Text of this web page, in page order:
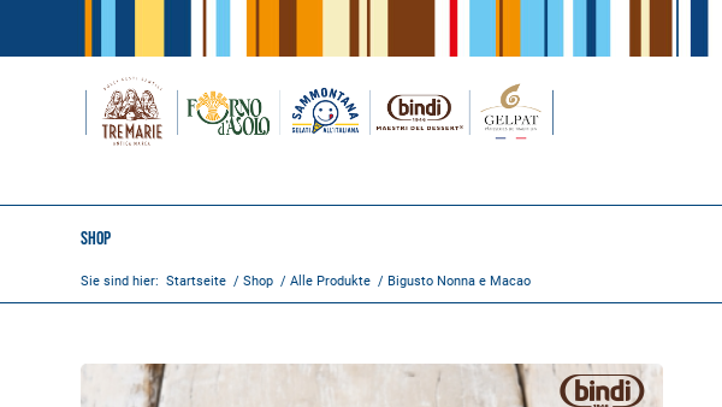
Shop
Sie sind hier: Startseite / Shop / Alle Produkte / Bigusto Nonna e Macao